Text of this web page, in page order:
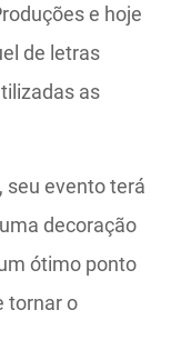
e hoje
de letras
as
seu evento terá
decoração
ótimo ponto
tornar o